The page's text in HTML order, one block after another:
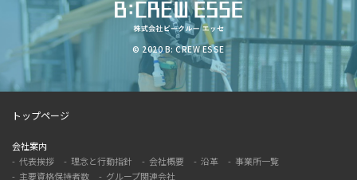
© 2020 B: CREW ESSE
トップページ
会社案内
代表挨拶
理念と行動指針 会社概要 沿革
事業所一覧
主要資格保持者数
グループ関連会社